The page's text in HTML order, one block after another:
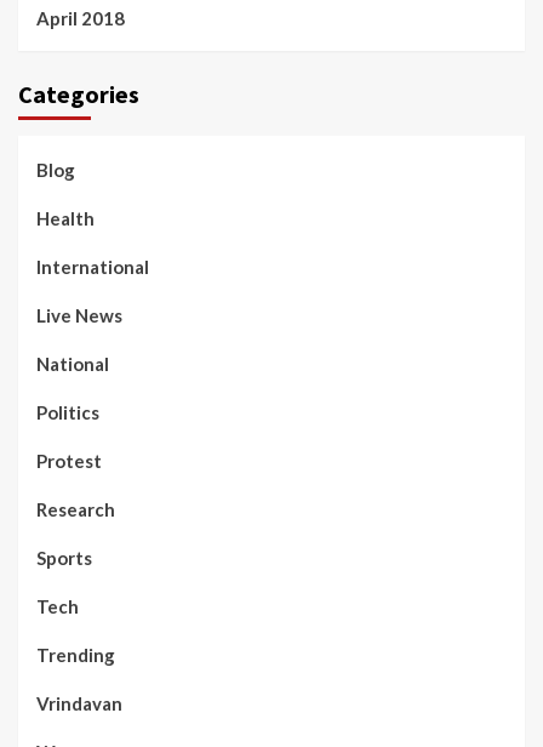
April 2018
Categories
Blog
Health
International
Live News
National
Politics
Protest
Research
Sports
Tech
Trending
Vrindavan